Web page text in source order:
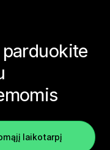
laikotarpį